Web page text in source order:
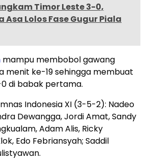
Timor Leste 3-0,
Lolos Fase Gugur Piala
mampu membobol gawang
menit ke-19 sehingga membuat
0 di babak pertama.
Indonesia XI (3-5-2): Nadeo
Dewangga, Jordi Amat, Sandy
Adam Alis, Ricky
Edo Febriansyah; Saddil